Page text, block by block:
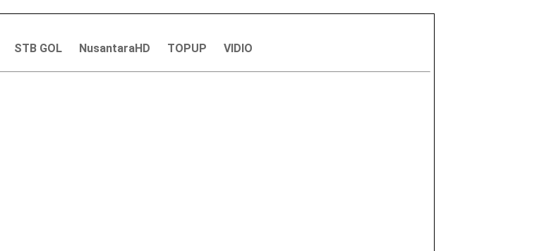
STB GOL NusantaraHD TOPUP VIDIO